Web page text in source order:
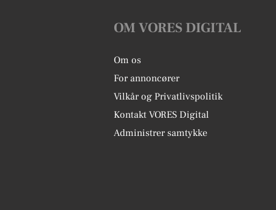
OM VORES DIGITAL
Om os
For annoncører
Vilkår og Privatlivspolitik
Kontakt VORES Digital
Administrer samtykke